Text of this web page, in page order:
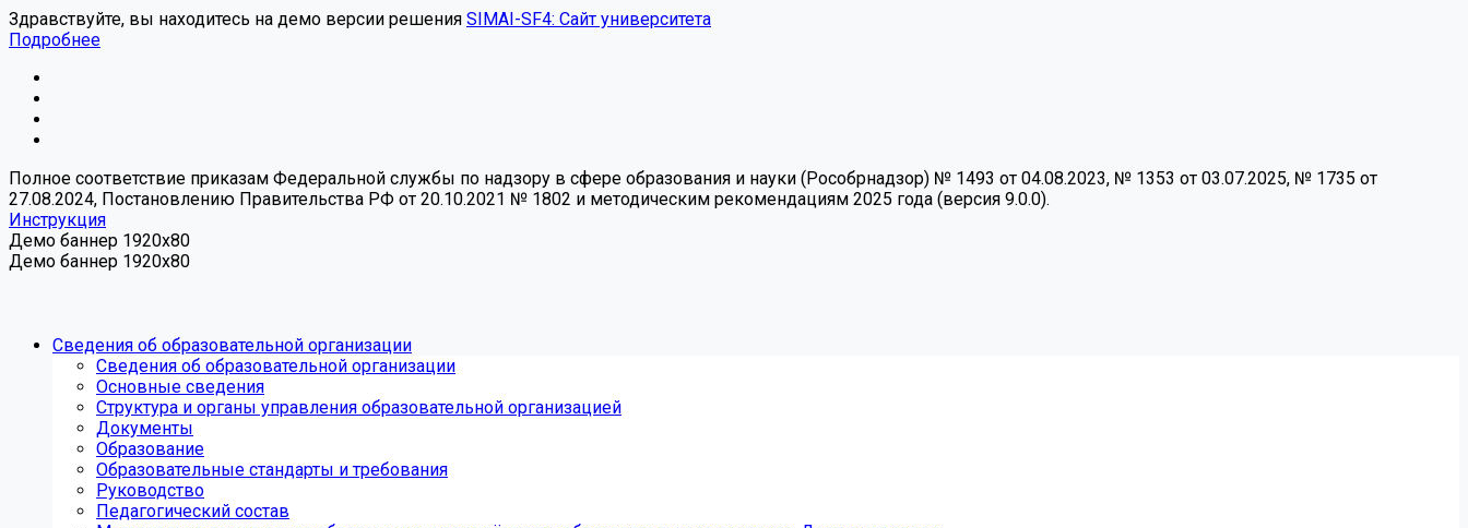
Здравствуйте, вы находитесь на демо версии решения SIMAI-SF4: Сайт университета
Подробнее
Полное соответствие приказам Федеральной службы по надзору в сфере образования и науки (Рособрнадзор) № 1493 от 04.08.2023, № 1353 от 03.07.2025, № 1735 от
27.08.2024, Постановлению Правительства РФ от 20.10.2021 № 1802 и методическим рекомендациям 2025 года (версия 9.0.0).
Инструкция
Демо баннер 1920x80
Демо баннер 1920x80
Сведения об образовательной организации
Сведения об образовательной организации
Основные сведения
Структура и органы управления образовательной организацией
Документы
Образование
Образовательные стандарты и требования
Руководство
Педагогический состав